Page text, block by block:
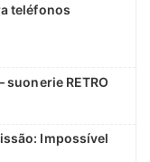
teléfonos
RETRO
Impossível